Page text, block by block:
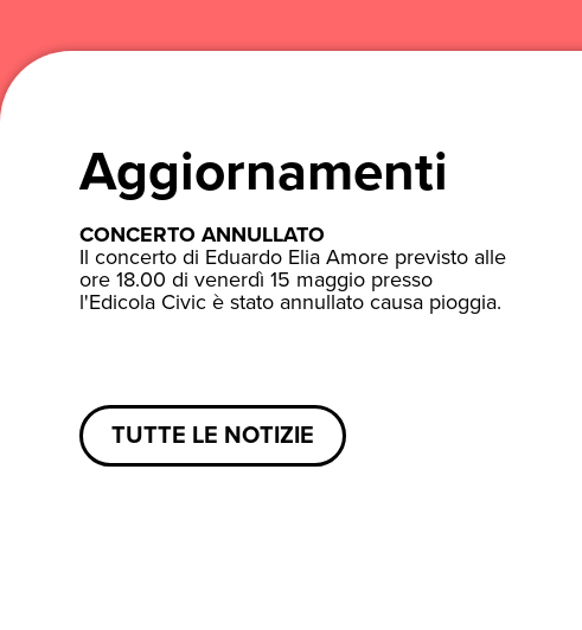
Aggiornamenti
CONCERTO ANNULLATO
Il concerto di Eduardo Elia Amore previsto alle
ore 18.00 di venerdì 15 maggio presso
l'Edicola Civic è stato annullato causa pioggia.
TUTTE LE NOTIZIE